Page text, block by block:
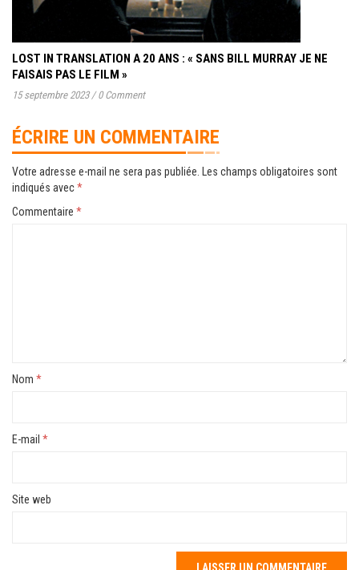
LOST IN TRANSLATION A 20 ANS : « SANS BILL MURRAY JE NE
FAISAIS PAS LE FILM »
15 septembre 2023 / 0 Comment
ÉCRIRE UN COMMENTAIRE
Votre adresse e-mail ne sera pas publiée.
Les champs obligatoires sont
indiqués avec*
Commentaire *
Nom *
E-mail *
Site web